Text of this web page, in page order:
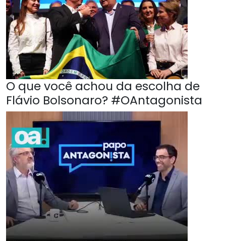
O que você achou da escolha de
Flávio Bolsonaro? #OAntagonista